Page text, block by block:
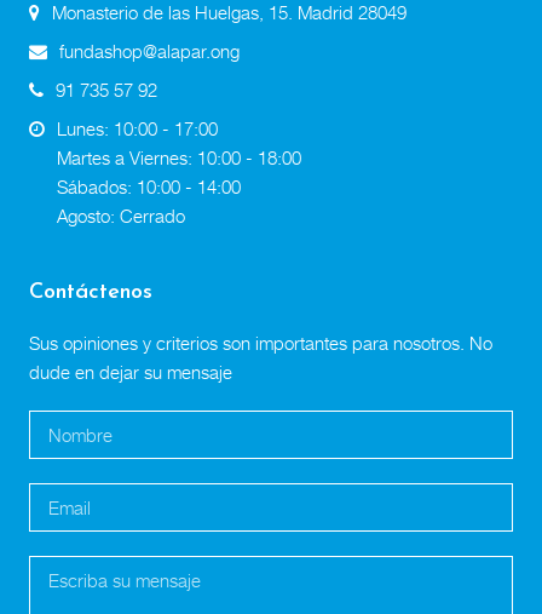
Monasterio de las Huelgas, 15. Madrid 28049
fundashop@alapar.ong
91 735 57 92
Lunes: 10:00 - 17:00
Martes a Viernes: 10:00 - 18:00
Sábados: 10:00 - 14:00
Agosto: Cerrado
Contáctenos
Sus opiniones y criterios son importantes para nosotros. No
dude en dejar su mensaje